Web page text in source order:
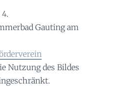
Gauting am
Nutzung des Bildes